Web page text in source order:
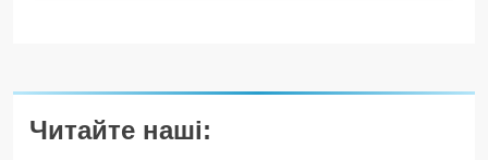
Читайте наші: